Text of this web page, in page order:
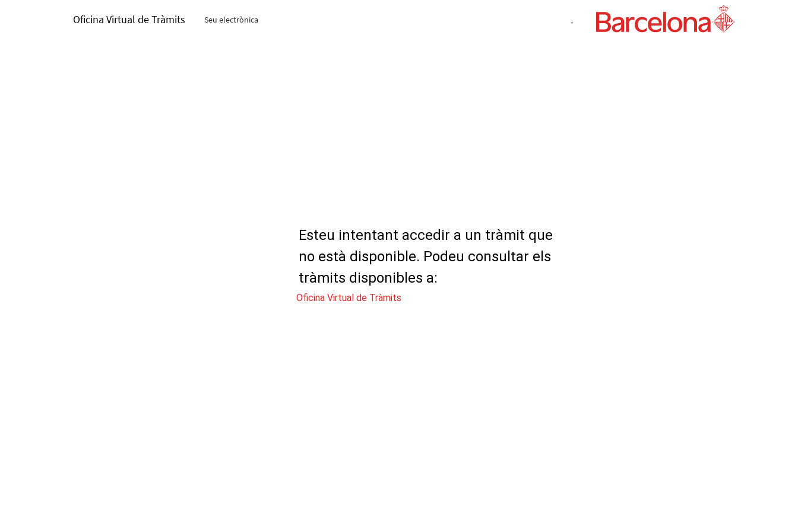
Oficina Virtual de Tràmits Seu electrònica -
Esteu intentant accedir a un tràmit que
no està disponible. Podeu consultar els
tràmits disponibles a:
Oficina Virtual de Tràmits